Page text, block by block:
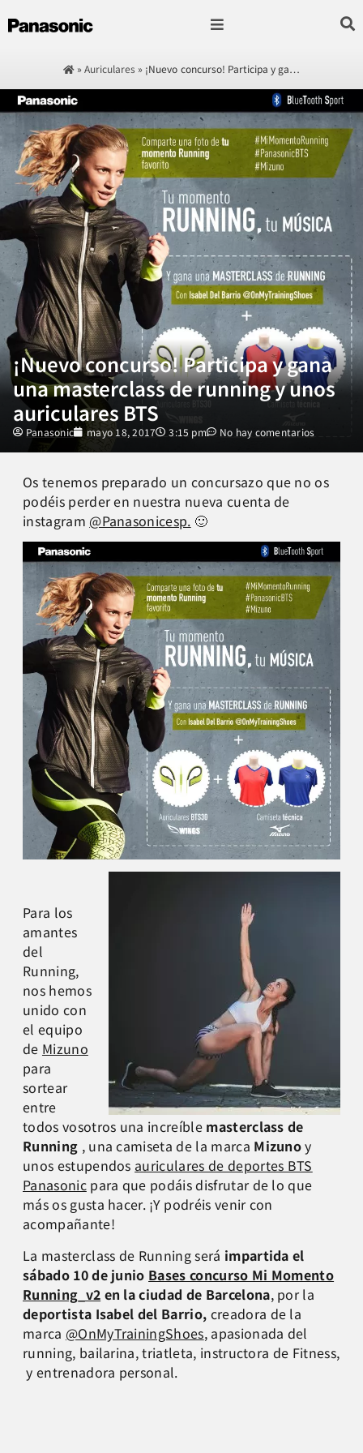
»Auriculares » ¡Nuevo concurso! Participa y ga…
¡Nuevo concurso! Participa y gana
una masterclass de running y unos
auriculares BTS
Panasonic mayo 18, 2017 3:15 pm No hay comentarios
Os tenemos preparado un concursazo que no os
podéis perder en nuestra nueva cuenta de
instagram @Panasonicesp. 🙂
Para los
amantes
del
Running,
nos hemos
unido con
el equipo
de Mizuno
para
sortear
entre
todos vosotros una increíble masterclass de
Running , una camiseta de la marca Mizunoy
unos estupendos auriculares de deportes BTS
Panasonicpara que podáis disfrutar de lo que
más os gusta hacer. ¡Y podréis venir con
acompañante!
La masterclass de Running será impartida el
sábado 10 de junio Bases concurso Mi Momento
Running_v2 en la ciudad de Barcelona, por la
deportista Isabel del Barrio, creadora de la
marca @OnMyTrainingShoes, apasionada del
running, bailarina, triatleta, instructora de Fitness,
y entrenadora personal.